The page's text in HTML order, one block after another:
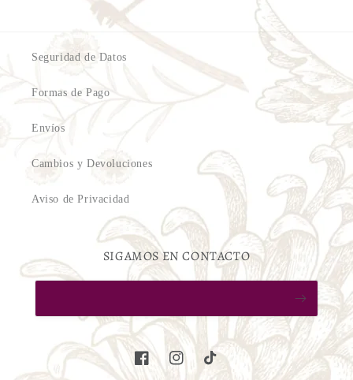
Seguridad de Datos
Formas de Pago
Envíos
Cambios y Devoluciones
Aviso de Privacidad
SIGAMOS EN CONTACTO
FacebookInstagramTikTok